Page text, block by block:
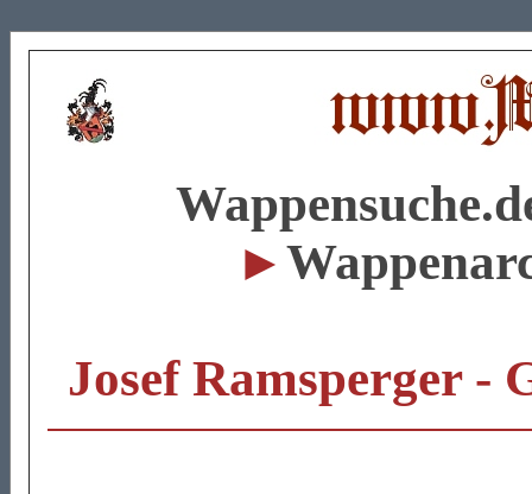
►
Josef Ramsperger